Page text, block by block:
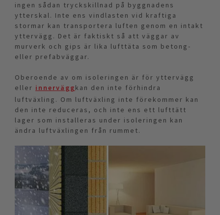
ingen sådan tryckskillnad på byggnadens
ytterskal. Inte ens vindlasten vid kraftiga
stormar kan transportera luften genom en intakt
yttervägg. Det är faktiskt så att väggar av
murverk och gips är lika lufttäta som betong-
eller prefabväggar.
Oberoende av om isoleringen är för yttervägg
eller innerväggkan den inte förhindra
luftväxling. Om luftväxling inte förekommer kan
den inte reduceras, och inte ens ett lufttätt
lager som installeras under isoleringen kan
ändra luftväxlingen från rummet.